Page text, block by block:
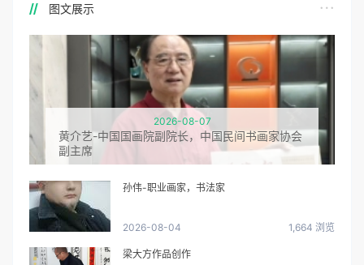
图文展示
2026-08-07
黄介艺-中国国画院副院长，中国民间书画家协会
副主席
孙伟-职业画家，书法家
2026-08-04 1,664 浏览
梁大方作品创作